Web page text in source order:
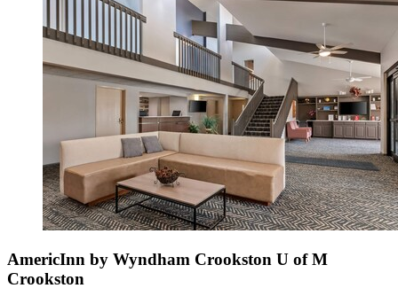
AmericInn by Wyndham Crookston U of M
Crookston